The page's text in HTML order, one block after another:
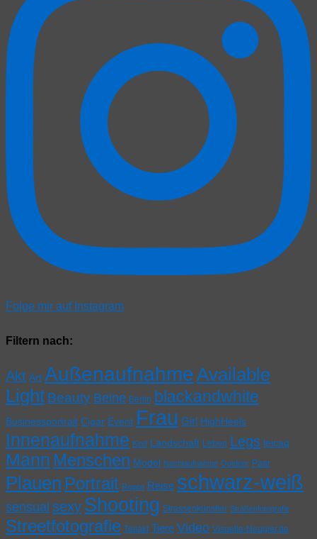
Folge mir auf Instagram
Filtern nach:
Akt Art AußenaufnahmeAvailable
Light Beauty Beine Berlin blackandwhite
Businessportrait Cigar Event Frau Girl HighHeels
Innenaufnahme Kind Landschaft Leben Legs leicaq
Mann Menschen Model Nachtaufnahme Outdoor Paar
Plauen Portrait Regen Reise schwarz-weiß
sensual sexy Shooting Strassenkünstler Straßenfotografie
Streetfotografie Teilakt Tiere Video Visuelle-Neugier.de